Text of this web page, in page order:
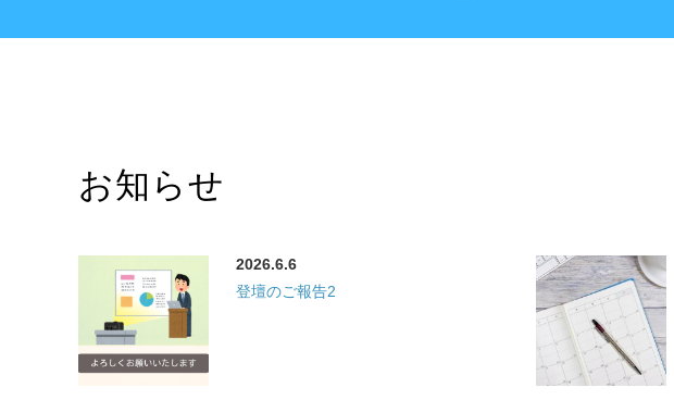
お知らせ
2026.6.6
登壇のご報告2